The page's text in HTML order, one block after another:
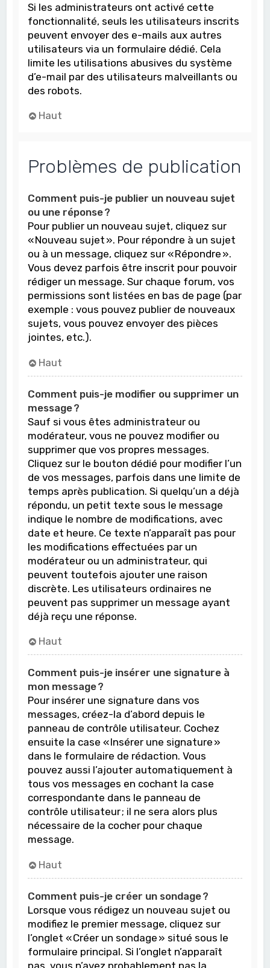
Si les administrateurs ont activé cette
fonctionnalité, seuls les utilisateurs inscrits
peuvent envoyer des e-mails aux autres
utilisateurs via un formulaire dédié. Cela
limite les utilisations abusives du système
d’e-mail par des utilisateurs malveillants ou
des robots.
Haut
Problèmes de publication
Comment puis-je publier un nouveau sujet
ou une réponse ?
Pour publier un nouveau sujet, cliquez sur
« Nouveau sujet ». Pour répondre à un sujet
ou à un message, cliquez sur « Répondre ».
Vous devez parfois être inscrit pour pouvoir
rédiger un message. Sur chaque forum, vos
permissions sont listées en bas de page (par
exemple : vous pouvez publier de nouveaux
sujets, vous pouvez envoyer des pièces
jointes, etc.).
Haut
Comment puis-je modifier ou supprimer un
message ?
Sauf si vous êtes administrateur ou
modérateur, vous ne pouvez modifier ou
supprimer que vos propres messages.
Cliquez sur le bouton dédié pour modifier l’un
de vos messages, parfois dans une limite de
temps après publication. Si quelqu’un a déjà
répondu, un petit texte sous le message
indique le nombre de modifications, avec
date et heure. Ce texte n’apparaît pas pour
les modifications effectuées par un
modérateur ou un administrateur, qui
peuvent toutefois ajouter une raison
discrète. Les utilisateurs ordinaires ne
peuvent pas supprimer un message ayant
déjà reçu une réponse.
Haut
Comment puis-je insérer une signature à
mon message ?
Pour insérer une signature dans vos
messages, créez-la d’abord depuis le
panneau de contrôle utilisateur. Cochez
ensuite la case « Insérer une signature »
dans le formulaire de rédaction. Vous
pouvez aussi l’ajouter automatiquement à
tous vos messages en cochant la case
correspondante dans le panneau de
contrôle utilisateur ; il ne sera alors plus
nécessaire de la cocher pour chaque
message.
Haut
Comment puis-je créer un sondage ?
Lorsque vous rédigez un nouveau sujet ou
modifiez le premier message, cliquez sur
l’onglet « Créer un sondage » situé sous le
formulaire principal. Si l’onglet n’apparaît
pas, vous n’avez probablement pas la